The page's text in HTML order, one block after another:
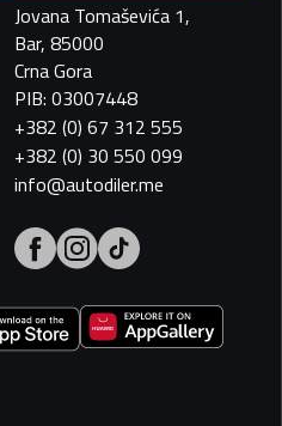
Jovana Tomaševića 1,
Bar, 85000
Crna Gora
PIB: 03007448
+382 (0) 67 312 555
+382 (0) 30 550 099
info@autodiler.me